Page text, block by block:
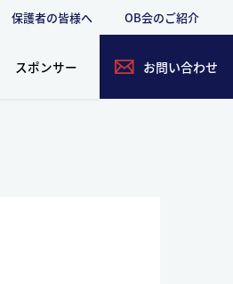
保護者の皆様へ OB会のご紹介
スポンサー お問い合わせ